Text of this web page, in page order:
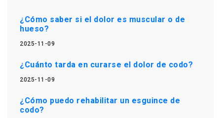
¿Cómo saber si el dolor es muscular o de
hueso?
2025-11-09
¿Cuánto tarda en curarse el dolor de codo?
2025-11-09
¿Cómo puedo rehabilitar un esguince de
codo?